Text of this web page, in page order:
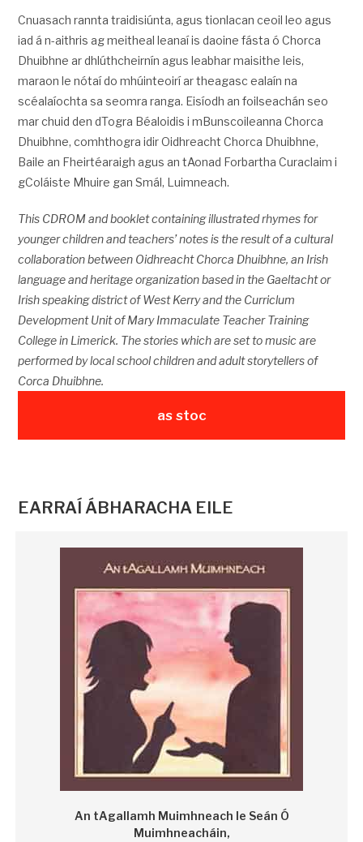
Cnuasach rannta traidisiúnta, agus tionlacan ceoil leo agus
iad á n-aithris ag meitheal leanaí is daoine fásta ó Chorca
Dhuibhne ar dhlúthcheirnín agus leabhar maisithe leis,
maraon le nótaí do mhúinteoirí ar theagasc ealaín na
scéalaíochta sa seomra ranga. Eisíodh an foilseachán seo
mar chuid den dTogra Béaloidis i mBunscoileanna Chorca
Dhuibhne, comhthogra idir Oidhreacht Chorca Dhuibhne,
Baile an Fheirtéaraigh agus an tAonad Forbartha Curaclaim i
gColáiste Mhuire gan Smál, Luimneach.
This CDROM and booklet containing illustrated rhymes for
younger children and teachers’ notes is the result of a cultural
collaboration between Oidhreacht Chorca Dhuibhne, an Irish
language and heritage organization based in the Gaeltacht or
Irish speaking district of West Kerry and the Curriclum
Development Unit of Mary Immaculate Teacher Training
College in Limerick. The stories which are set to music are
performed by local school children and adult storytellers of
Corca Dhuibhne.
as stoc
EARRAÍ ÁBHARACHA EILE
An tAgallamh Muimhneach le Seán Ó
Muimhneacháin,